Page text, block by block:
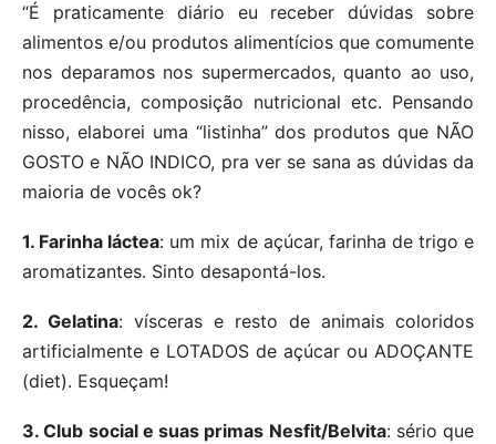
“É praticamente diário eu receber dúvidas sobre
alimentos e/ou produtos alimentícios que comumente
nos deparamos nos supermercados, quanto ao uso,
procedência, composição nutricional etc. Pensando
nisso, elaborei uma “listinha” dos produtos que NÃO
GOSTO e NÃO INDICO, pra ver se sana as dúvidas da
maioria de vocês ok?
1. Farinha láctea: um mix de açúcar, farinha de trigo e
aromatizantes. Sinto desapontá-los.
2. Gelatina: vísceras e resto de animais coloridos
artificialmente e LOTADOS de açúcar ou ADOÇANTE
(diet). Esqueçam!
3. Club social e suas primas Nesfit/Belvita: sério que